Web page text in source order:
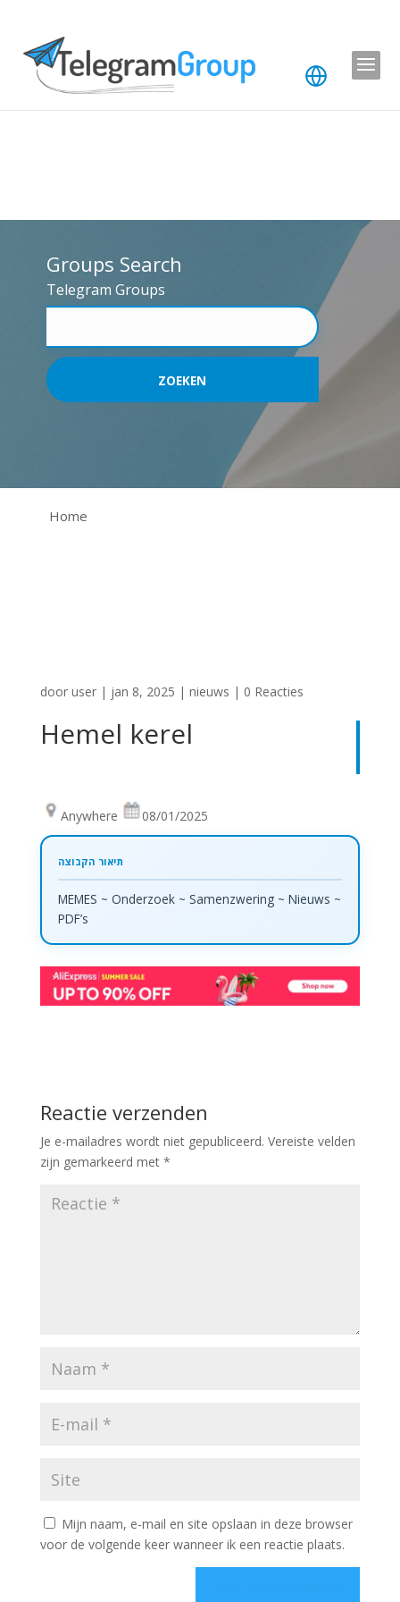
Groups Search
Telegram Groups
Home
door user| jan 8, 2025 | nieuws | 0 Reacties
Hemel kerel
Anywhere 08/01/2025
MEMES ~ Onderzoek ~ Samenzwering ~ Nieuws ~
PDF’s
Reactie verzenden
Je e-mailadres wordt niet gepubliceerd. Vereiste velden
zijn gemarkeerd met *
Mijn naam, e-mail en site opslaan in deze browser
voor de volgende keer wanneer ik een reactie plaats.